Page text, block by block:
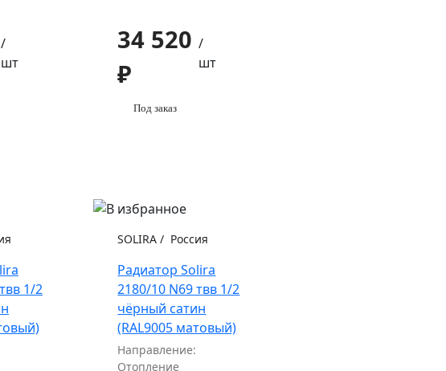
/
шт
34 520
₽
/
шт
Под заказ
1/2
SOLIRA / Россия
Радиатор Solira
2180/10 N69 твв 1/2
чёрный сатин
(RAL9005 матовый)
Направление:
Отопление